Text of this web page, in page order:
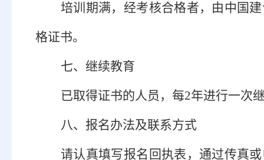
培训期满，经考核合格者，由中国
格证书。
七、 继续教育
已取得证书的人员，每2年进行一次
八、报名办法及联系方式
请认真填写报名回执表，通过传真